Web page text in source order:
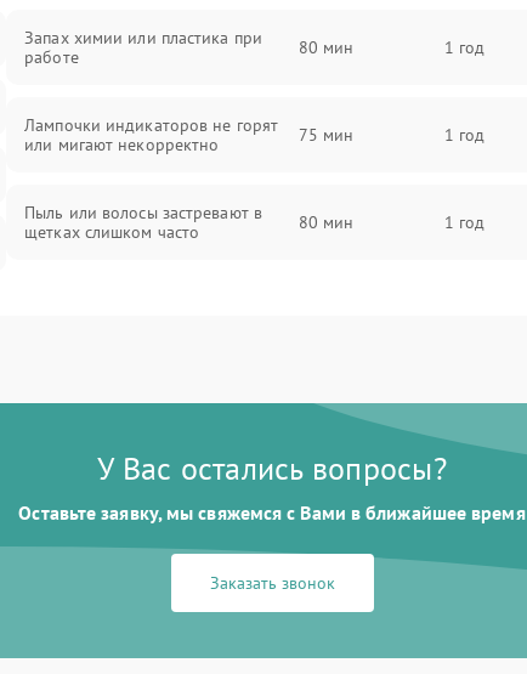
Запах химии или пластика при
работе
80 мин 1 год
Лампочки индикаторов не горят
или мигают некорректно
75 мин 1 год
Пыль или волосы застревают в
щетках слишком часто
80 мин 1 год
У Вас остались вопросы?
Оставьте заявку, мы свяжемся с Вами в ближайшее время
Заказать звонок